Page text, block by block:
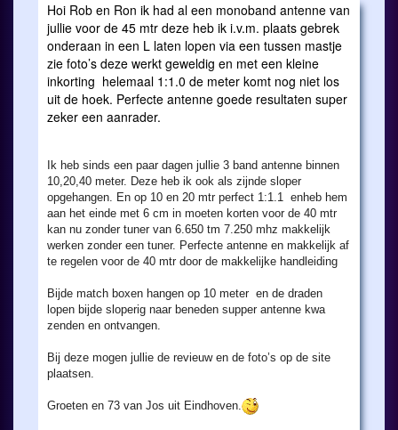
Hoi Rob en Ron ik had al een monoband antenne van
jullie voor de 45 mtr deze heb ik i.v.m. plaats gebrek
onderaan in een L laten lopen via een tussen mastje
zie foto’s deze werkt geweldig en met een kleine
inkorting helemaal 1:1.0 de meter komt nog niet los
uit de hoek. Perfecte antenne goede resultaten super
zeker een aanrader.
Ik heb sinds een paar dagen jullie 3 band antenne binnen
10,20,40 meter. Deze heb ik ook als zijnde sloper
opgehangen. En op 10 en 20 mtr perfect 1:1.1 enheb hem
aan het einde met 6 cm in moeten korten voor de 40 mtr
kan nu zonder tuner van 6.650 tm 7.250 mhz makkelijk
werken zonder een tuner. Perfecte antenne en makkelijk af
te regelen voor de 40 mtr door de makkelijke handleiding
Bijde match boxen hangen op 10 meter en de draden
lopen bijde sloperig naar beneden supper antenne kwa
zenden en ontvangen.
Bij deze mogen jullie de revieuw en de foto’s op de site
plaatsen.
Groeten en 73 van Jos uit Eindhoven.